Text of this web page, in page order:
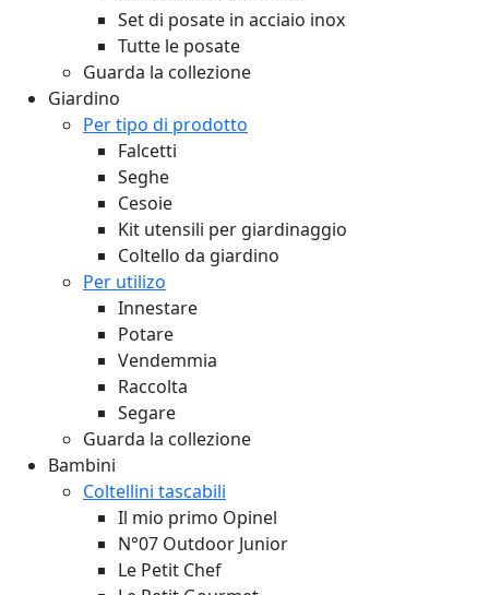
Set di posate in acciaio inox
Tutte le posate
Guarda la collezione
Giardino
Per tipo di prodotto
Falcetti
Seghe
Cesoie
Kit utensili per giardinaggio
Coltello da giardino
Per utilizo
Innestare
Potare
Vendemmia
Raccolta
Segare
Guarda la collezione
Bambini
Coltellini tascabili
Il mio primo Opinel
N°07 Outdoor Junior
Le Petit Chef